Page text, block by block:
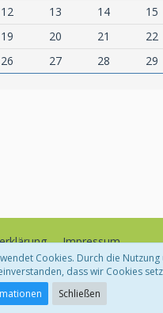
12 13 14 15
19 20 21 22
26 27 28 29
Impressum
Community-Software:
Cookies. Durch die
dass wir Cookies
Schließen